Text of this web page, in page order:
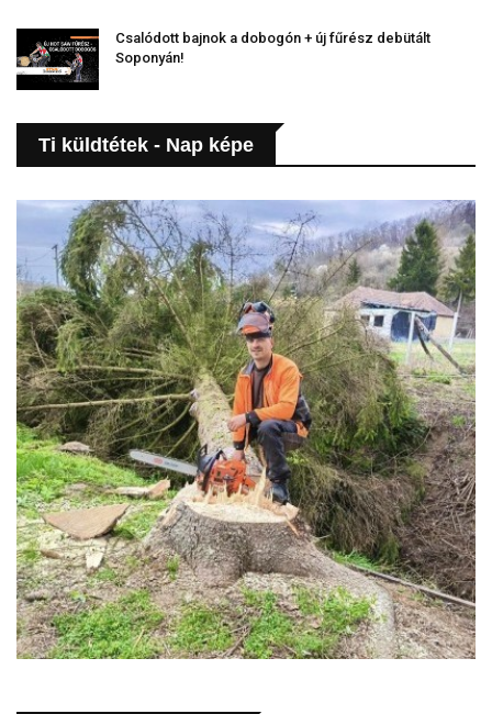
Csalódott bajnok a dobogón + új fűrész debütált
Soponyán!
Ti küldtétek - Nap képe